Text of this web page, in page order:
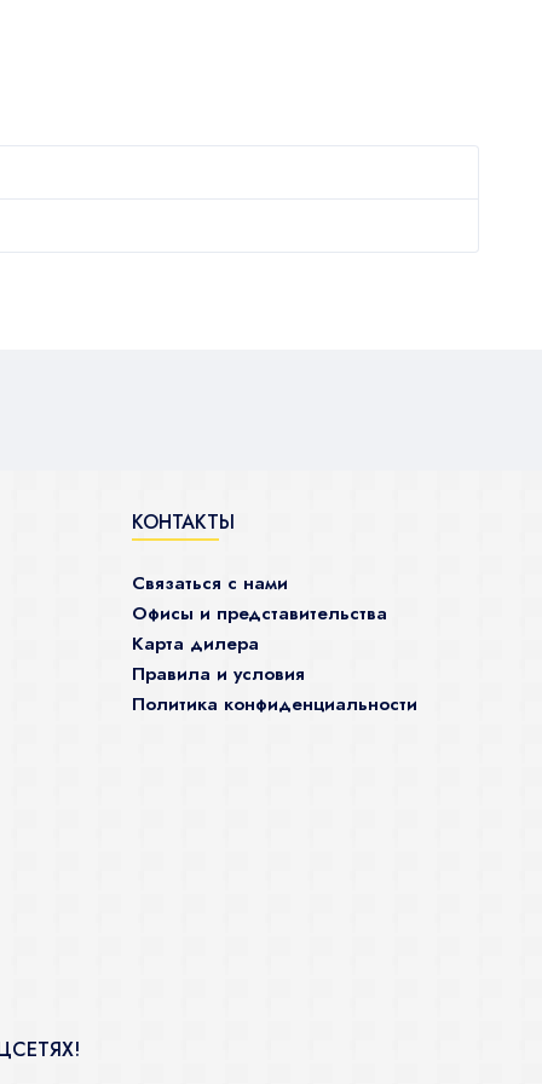
КОНТАКТЫ
Связаться с нами
Офисы и представительства
Карта дилера
Правила и условия
Политика конфиденциальности